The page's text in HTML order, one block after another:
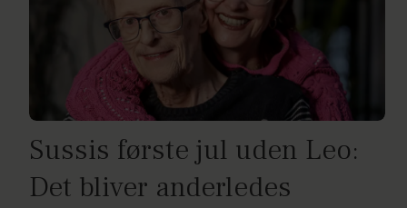
Sussis første jul uden Leo:
Det bliver anderledes